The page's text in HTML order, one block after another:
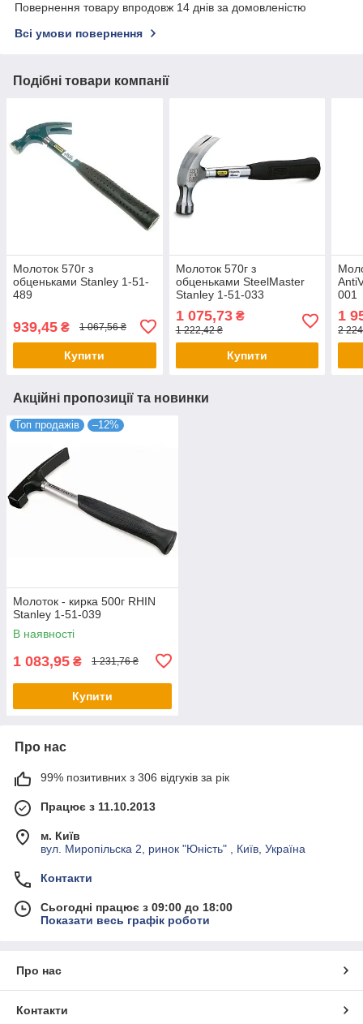
Повернення товару впродовж 14 днів за домовленістю
Всі умови повернення
Подібні товари компанії
Молоток 570г з
обценьками Stanley 1-51-
489
939,45 ₴ 1 067,56 ₴
Купити
Молоток 570г з
обценьками SteelMaster
Stanley 1-51-033
1 075,73₴
1 222,42 ₴
Купити
001
1
2
Акційні пропозиції та новинки
Топ продажів –12%
Молоток - кирка 500г RHIN
Stanley 1-51-039
В наявності
1 083,95 ₴ 1 231,76 ₴
Купити
Про нас
99% позитивних з 306 відгуків за рік
Працює з 11.10.2013
м. Київ
вул. Миропільска 2, ринок "Юність" , Київ, Україна
Контакти
Сьогодні працює з 09:00 до 18:00
Показати весь графік роботи
Про нас
Контакти